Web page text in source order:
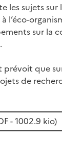
les sujets sur
l’éco-
sur la
que
de
- 1002.9 kio)